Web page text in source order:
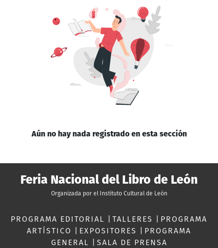
Aún no hay nada registrado en esta sección
Feria Nacional del Libro de León
Organizada por el Instituto Cultural de León
PROGRAMA EDITORIAL TALLERES
PROGRAMA
ARTÍSTICO
EXPOSITORES
PROGRAMA
GENERAL
SALA DE PRENSA